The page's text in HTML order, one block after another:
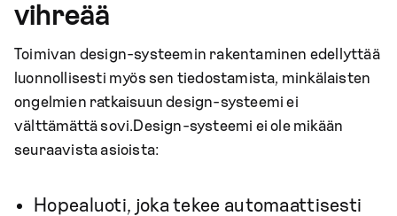
vihreää
Toimivan design-systeemin rakentaminen edellyttää
luonnollisesti myös sen tiedostamista, minkälaisten
ongelmien ratkaisuun design-systeemi ei
välttämättä sovi.Design-systeemi ei ole mikään
seuraavista asioista:
Hopealuoti, joka tekee automaattisesti